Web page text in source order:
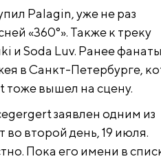
Palagin, уже не раз
«360°». Также к треку
и Soda Luv. Ранее
в Санкт-Петербурге,
тоже вышел на сцену.
заявлен одним из
второй день, 19 июля.
Пока его имени в